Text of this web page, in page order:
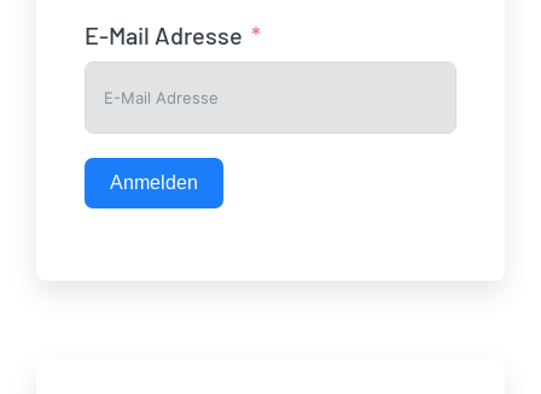
E-Mail Adresse
Anmelden